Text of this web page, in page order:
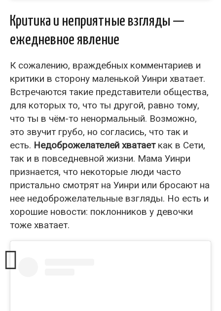
Критика и неприятные взгляды —
ежедневное явление
К сожалению, враждебных комментариев и
критики в сторону маленькой Уинри хватает.
Встречаются такие представители общества,
для которых то, что ты другой, равно тому,
что ты в чём-то ненормальный. Возможно,
это звучит грубо, но согласись, что так и
есть. Недоброжелателей хватаеткак в Сети,
так и в повседневной жизни. Мама Уинри
признается, что некоторые люди часто
пристально смотрят на Уинри или бросают на
нее недоброжелательные взгляды. Но есть и
хорошие новости: поклонников у девочки
тоже хватает.